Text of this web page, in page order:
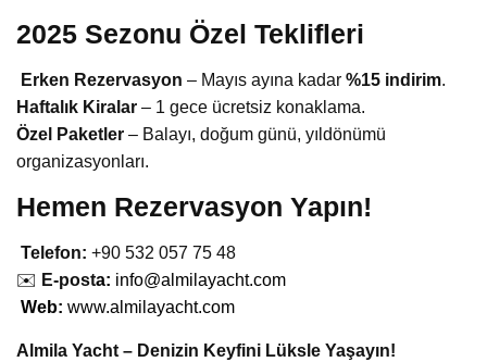
2025 Sezonu Özel Teklifleri
Erken Rezervasyon – Mayıs ayına kadar %15 indirim.
Haftalık Kiralar – 1 gece ücretsiz konaklama.
Özel Paketler – Balayı, doğum günü, yıldönümü
organizasyonları.
Hemen Rezervasyon Yapın!
Telefon: +90 532 057 75 48
✉️ E-posta: info@almilayacht.com
Web: www.almilayacht.com
Almila Yacht – Denizin Keyfini Lüksle Yaşayın!